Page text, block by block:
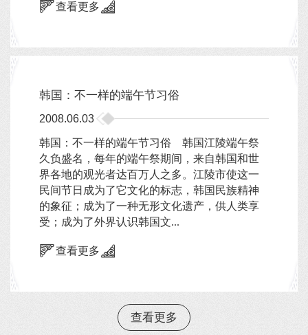
查看更多
韩国：不一样的端午节习俗
2008.06.03
韩国：不一样的端午节习俗 韩国江陵端午祭
久负盛名，每年的端午祭期间，来自韩国和世
界各地的观光者达百万人之多。江陵市使这一
民间节日成为了它文化的标志，韩国民族精神
的象征；成为了一种无形文化遗产，供人类享
受；成为了外界认识韩国文...
查看更多
查看更多